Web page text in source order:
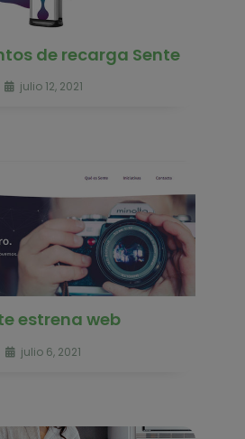
de recarga Sente
julio 12, 2021
estrena web
julio 6, 2021